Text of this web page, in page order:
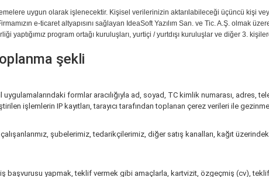
uygun olarak işlenecektir. Kişisel verilerinizin aktarılabileceği üçüncü kişi
e-ticaret altyapısını sağlayan IdeaSoft Yazılım San. ve Tic. A.Ş.
yaptığımız program ortağı kuruluşları, yurtiçi / yurtdışı kuruluşlar ve diğer 3.
şekli
formlar aracılığıyla ad, soyad, TC kimlik numarası, adres,
işlemlerin IP kayıtları, tarayıcı tarafından toplanan çerez verileri ile
şubelerimiz, tedarikçilerimiz, diğer satış kanalları, kağıt
başvurusu yapmak, teklif vermek gibi amaçlarla, kartvizit, özgeçmiş (cv),